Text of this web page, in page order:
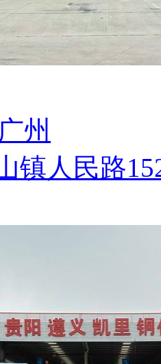
州
镇人民路